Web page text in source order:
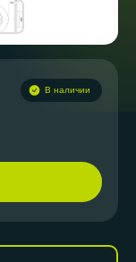
В наличии